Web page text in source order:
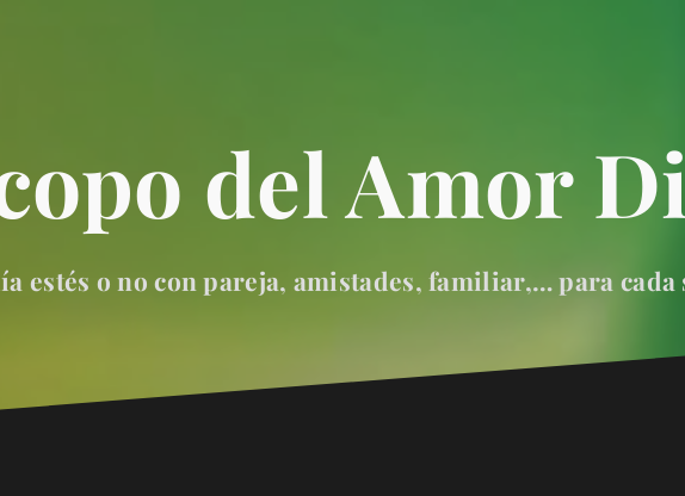
del Amor
estés o no con pareja, amistades, familiar,… para